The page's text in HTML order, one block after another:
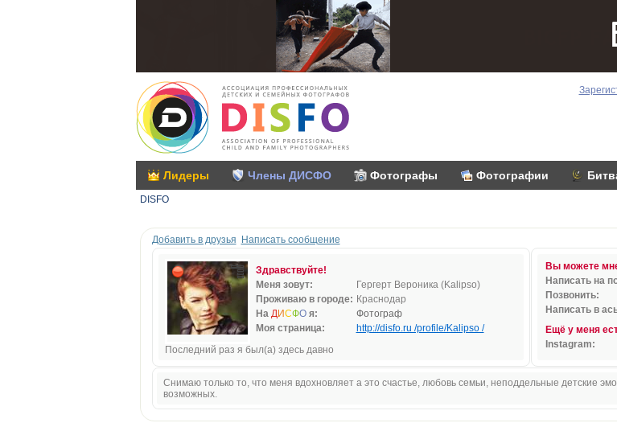
Лидеры Члены ДИСФО Фотографы Фотографии
DISFO
Добавить в друзья Написать сообщение
Здравствуйте!
Меня зовут:
Гергерт Вероника (Kalipso)
Проживаю в городе: Краснодар
На ДИСФОя:
Фотограф
Моя страница:
http://disfo.ru /profile/Kalipso /
Последний раз я был(а) здесь давно
Вы можете
Написать на
Позвонить:
Написать в
Ещё у меня
Instagram:
Снимаю только то, что меня вдохновляет а это счастье, любовь семьи, неподдельные детские
возможных.